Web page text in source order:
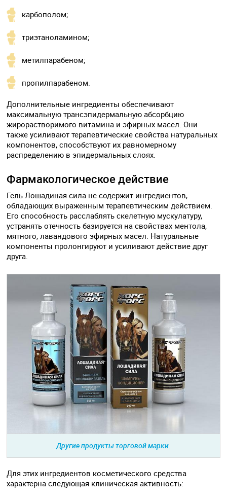
карбополом;
триэтаноламином;
метилпарабеном;
пропилпарабеном.
Дополнительные ингредиенты обеспечивают
максимальную трансэпидермальную абсорбцию
жирорастворимого витамина и эфирных масел. Они
также усиливают терапевтические свойства натуральных
компонентов, способствуют их равномерному
распределению в эпидермальных слоях.
Фармакологическое действие
Гель Лошадиная сила не содержит ингредиентов,
обладающих выраженным терапевтическим действием.
Его способность расслаблять скелетную мускулатуру,
устранять отечность базируется на свойствах ментола,
мятного, лавандового эфирных масел. Натуральные
компоненты пролонгируют и усиливают действие друг
друга.
Другие продукты торговой марки.
Для этих ингредиентов косметического средства
характерна следующая клиническая активность: